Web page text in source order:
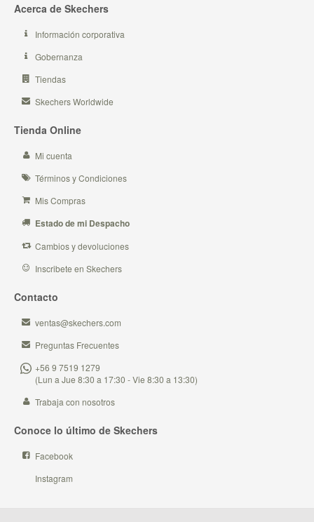
Acerca de Skechers
Información corporativa
Gobernanza
Tiendas
Skechers Worldwide
Tienda Online
Mi cuenta
Términos y Condiciones
Mis Compras
Estado de mi Despacho
Cambios y devoluciones
Inscribete en Skechers
Contacto
ventas@skechers.com
Preguntas Frecuentes
+56 9 7519 1279
(Lun a Jue 8:30 a 17:30 - Vie 8:30 a 13:30)
Trabaja con nosotros
Conoce lo último de Skechers
Facebook
Instagram